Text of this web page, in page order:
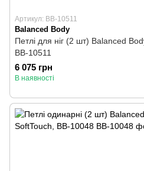
Артикул: BB-10511
Balanced Body
Петлі для ніг (2 шт) Balanced
BB-10511
6 075 грн
В наявності